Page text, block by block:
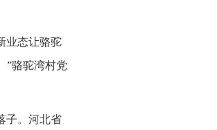
业态让骆驼
”骆驼湾村党
子。河北省